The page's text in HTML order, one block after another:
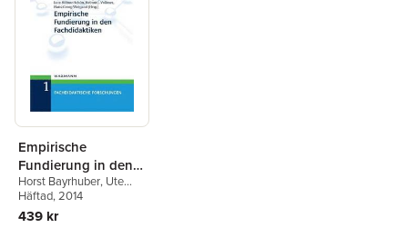
Empirische
Fundierung in den
Fachdidaktiken
Horst Bayrhuber, Ute
Harms,Bernhard
Muszynski
Häftad, 2014
439 kr